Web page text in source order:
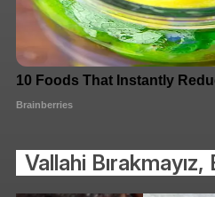
Vallahi